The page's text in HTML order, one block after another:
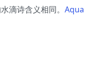
滴诗含义相同。 Aqua